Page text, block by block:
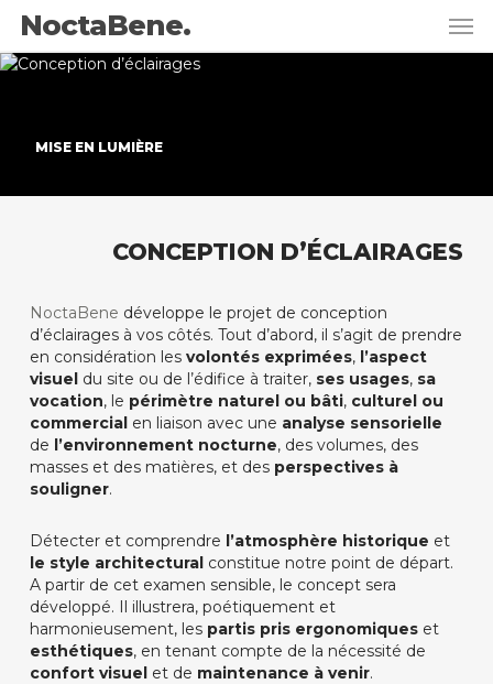
main
content
NoctaBene.
MISE EN LUMIÈRE
CONCEPTION D’ÉCLAIRAGES
NoctaBene développe le projet de conception
d’éclairages à vos côtés. Tout d’abord, il s’agit de prendre
en considération les volontés exprimées, l’aspect
visueldu site ou de l’édifice à traiter, ses usages, sa
vocation, le périmètre naturel ou bâti, culturel ou
commercialen liaison avec une analyse sensorielle
de l’environnement nocturne, des volumes, des
masses et des matières, et des perspectives à
souligner.
Détecter et comprendre l’atmosphère historique et
le style architecturalconstitue notre point de départ.
A partir de cet examen sensible, le concept sera
développé. Il illustrera, poétiquement et
harmonieusement, les partis pris ergonomiqueset
esthétiques, en tenant compte de la nécessité de
confort visuelet de maintenance à venir.